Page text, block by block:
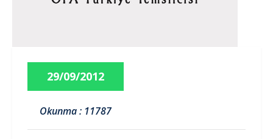
29/09/2012
Okunma : 11787